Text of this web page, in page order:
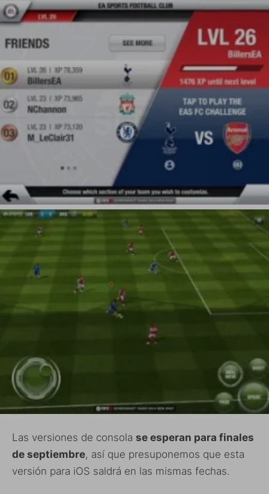
Las versiones de consola se esperan para finales
de septiembre, así que presuponemos que esta
versión para iOS saldrá en las mismas fechas.